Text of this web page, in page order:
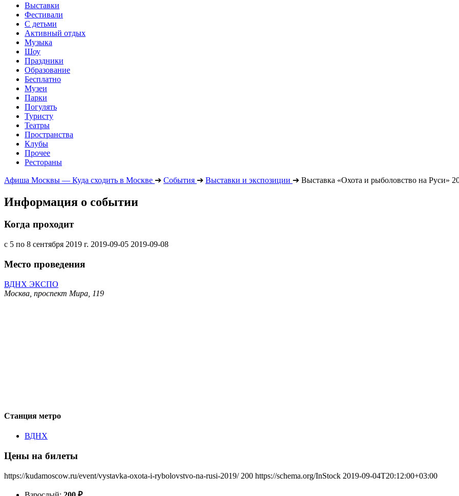
Выставки
Фестивали
С детьми
Активный отдых
Музыка
Шоу
Праздники
Образование
Бесплатно
Музеи
Парки
Погулять
Туристу
Театры
Пространства
Клубы
Прочее
Рестораны
Афиша Москвы — Куда сходить в Москве ➔ События ➔ Выставки и экспозиции ➔ Выставка «Охота и рыболовство на Руси»
Информация о событии
Когда проходит
с 5 по 8 сентября 2019 г. 2019-09-05 2019-09-08
Место проведения
ВДНХ ЭКСПО
Москва, проспект Мира, 119
Станция метро
ВДНХ
Цены на билеты
https://kudamoscow.ru/event/vystavka-oxota-i-rybolovstvo-na-rusi-2019/ 200 https://schema.org/InStock 2019-09-04T20:12:00+03:00